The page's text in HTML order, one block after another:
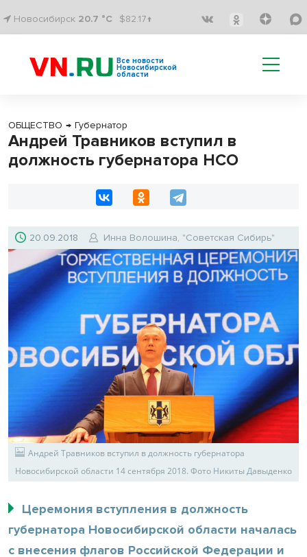
Новосибирск 20.7 °C $82.17↑
Все новости
Новосибирской
области
ОБЩЕСТВО → Губернатор
Андрей Травников вступил в
должность губернатора НСО
20.09.2018 Инна Волошина, "Советская Сибирь"
Андрей Травников вступил в должность губернатора
Новосибирской области 14 сентября 2018. Фото Никиты Давыденко
Церемония вступления в должность
губернатора Новосибирской области началась
с внесения флагов Российской Федерации и